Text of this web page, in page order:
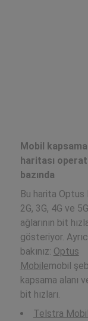
Mobil kapsama
haritası
bazında
Bu harita Optus
2G, 3G, 4G ve
ağlarının bit
gösteriyor.
bakınız: Optus
Mobilemobil
kapsama alanı
bit hızları.
Telstra